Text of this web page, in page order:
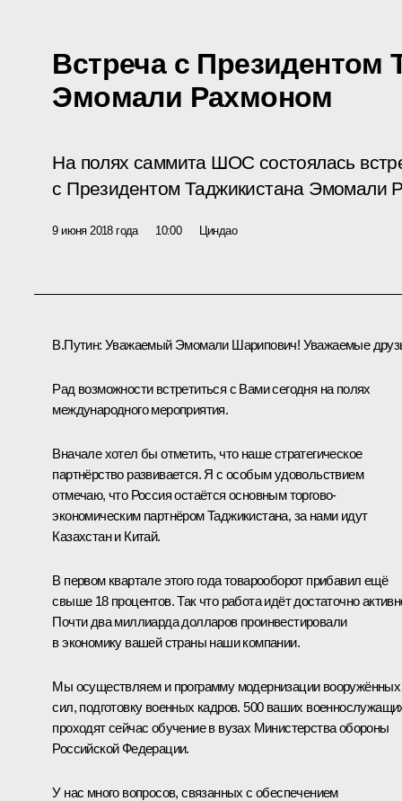
Встреча с Президентом
Эмомали Рахмоном
На полях саммита ШОС состоялась
с Президентом Таджикистана Эмомали
9 июня 2018 года 10:00 Циндао
В.Путин: Уважаемый Эмомали Шарипович! Уважаемые
Рад возможности встретиться с Вами сегодня на полях
международного мероприятия.
Вначале хотел бы отметить, что наше стратегическое
партнёрство развивается. Я с особым удовольствием
отмечаю, что Россия остаётся основным торгово-
экономическим партнёром Таджикистана, за нами идут
Казахстан и Китай.
В первом квартале этого года товарооборот прибавил ещё
свыше 18 процентов. Так что работа идёт достаточно
Почти два миллиарда долларов проинвестировали
в экономику вашей страны наши компании.
Мы осуществляем и программу модернизации вооружённых
сил, подготовку военных кадров. 500 ваших
проходят сейчас обучение в вузах Министерства обороны
Российской Федерации.
У нас много вопросов, связанных с обеспечением